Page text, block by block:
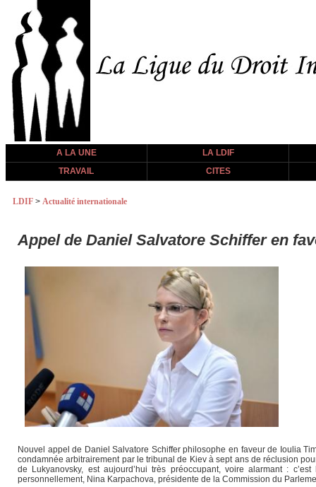
A LA UNE
LA LDIF
TRAVAIL
CITES
LDIF > Actualité internationale
Appel de Daniel Salvatore Schiffer en
Nouvel appel de Daniel Salvatore Schiffer philosophe en faveur de Ioulia
condamnée arbitrairement par le tribunal de Kiev à sept ans de réclusion
de Lukyanovsky, est aujourd’hui très préoccupant, voire alarmant :
personnellement, Nina Karpachova, présidente de la Commission du